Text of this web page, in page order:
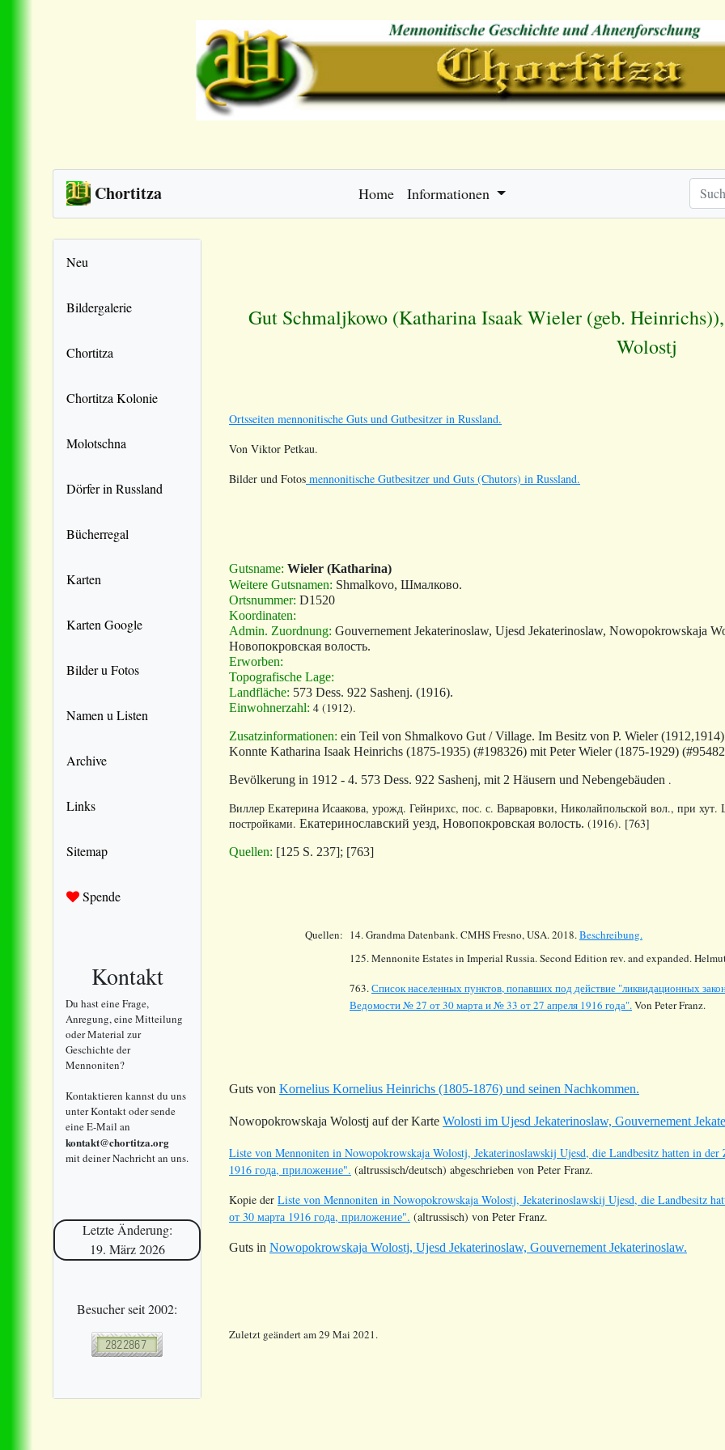
Chortitza Home Informationen
Neu
Bildergalerie
Chortitza
Chortitza Kolonie
Molotschna
Dörfer in Russland
Bücherregal
Karten
Karten Google
Bilder u Fotos
Namen u Listen
Archive
Links
Sitemap
Spende
Kontakt
Du hast eine Frage,
Anregung, eine Mitteilung
oder Material zur
Geschichte der
Mennoniten?
Kontaktieren kannst du uns
unter Kontakt oder sende
eine E-Mail an
kontakt@chortitza.org
mit deiner Nachricht an uns.
Letzte Änderung:
19. März 2026
Besucher seit 2002:
Gut Schmaljkowo (Katharina Isaak Wieler (geb.
Wolostj
Ortsseiten mennonitische Guts und Gutbesitzer in Russland.
Von Viktor Petkau.
Bilder und Fotos mennonitische Gutbesitzer und Guts (Chutors) in Russland.
Gutsname: Wieler (Katharina)
Weitere Gutsnamen: Shmalkovo, Шмалково.
Ortsnummer: D1520
Koordinaten:
Admin. Zuordnung: Gouvernement Jekaterinoslaw, Ujesd Jekaterinoslaw, Nowopokrowskaja
Новопокровская волость.
Erworben:
Topografische Lage:
Landfläche: 573 Dess. 922 Sashenj. (1916).
Einwohnerzahl: 4 (1912).
Zusatzinformationen: ein Teil von Shmalkovo Gut / Village. Im Besitz von P. Wieler
Konnte Katharina Isaak Heinrichs (1875-1935) (#198326) mit Peter Wieler (1875-1929)
Bevölkerung in 1912 - 4. 573 Dess. 922 Sashenj, mit 2 Häusern und Nebengebäuden .
Виллер Екатерина Исаакова, урожд. Гейнрихс, пос. с. Варваровки, Николайпольской вол., при
постройками. Екатеринославский уезд, Новопокровская волость. (1916). [763]
Quellen: [125 S. 237]; [763]
Quellen: 14.Grandma Datenbank. CMHS Fresno, USA. 2018.Beschreibung.
125. Mennonite Estates in Imperial Russia. Second Edition rev. and expanded.
763.Список населенных пунктов, попавших под действие "ликвидационных
Ведомости № 27 от 30 марта и № 33 от 27 апреля 1916 года".Von Peter Franz.
Guts von Kornelius Kornelius Heinrichs (1805-1876) und seinen Nachkommen.
Nowopokrowskaja Wolostj auf der Karte Wolosti im Ujesd Jekaterinoslaw, Gouvernement
Liste von Mennoniten in Nowopokrowskaja Wolostj, Jekaterinoslawskij Ujesd, die Landbesitz hatten in
1916 года, приложение". (altrussisch/deutsch) abgeschrieben von Peter Franz.
Kopie der Liste von Mennoniten in Nowopokrowskaja Wolostj, Jekaterinoslawskij Ujesd, die Landbesitz
от 30 марта 1916 года, приложение". (altrussisch) von Peter Franz.
Guts in Nowopokrowskaja Wolostj, Ujesd Jekaterinoslaw, Gouvernement Jekaterinoslaw.
Zuletzt geändert am 29 Mai 2021.